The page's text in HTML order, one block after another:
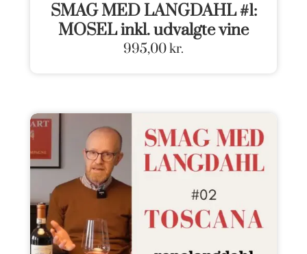
SMAG MED LANGDAHL #1:
MOSEL inkl. udvalgte vine
995,00kr.